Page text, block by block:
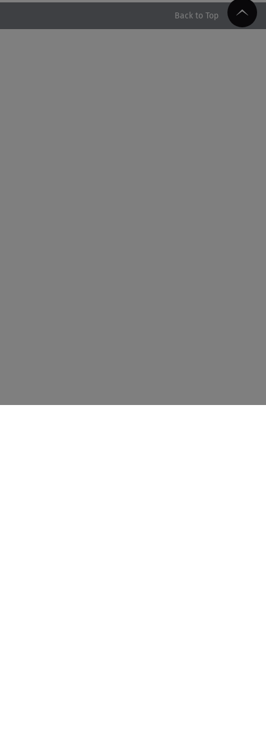
Back to Top